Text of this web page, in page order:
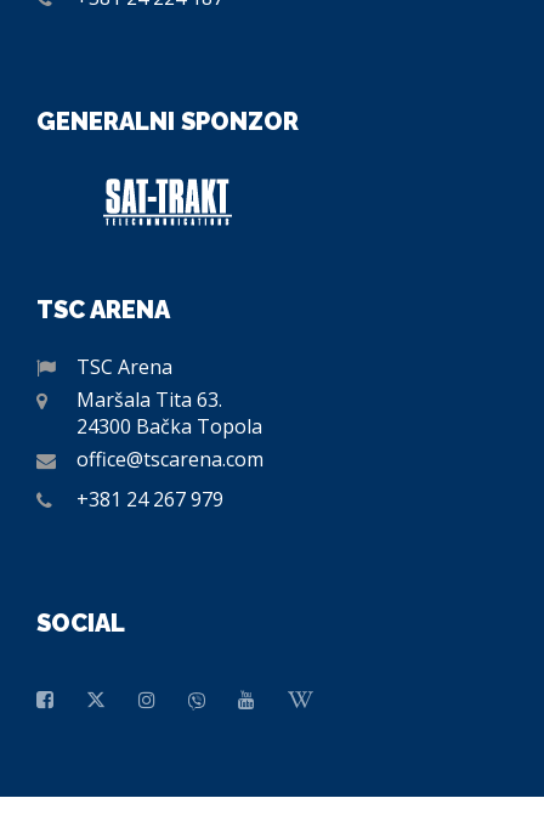
GENERALNI SPONZOR
TSC ARENA
TSC Arena
Maršala Tita 63.
24300 Bačka Topola
office@tscarena.com
+381 24 267 979
SOCIAL